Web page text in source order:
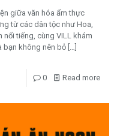
giữa văn hóa ẩm thực
từ các dân tộc như Hoa,
nổi tiếng, cùng VILL khám
bạn không nên bỏ […]
0 Read more